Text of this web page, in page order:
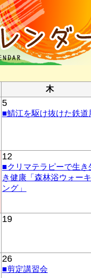
木
5
■鯖江を駆け抜けた鉄道
12
■クリマテラピーで生き
き健康「森林浴ウォーキ
ング」
19
26
■剪定講習会